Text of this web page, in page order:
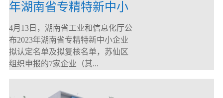
年湖南省专精特新中小
企业
4月13日，湖南省工业和信息化厅公
布2023年湖南省专精特新中小企业
拟认定名单及拟复核名单，苏仙区
组织申报的7家企业（其...